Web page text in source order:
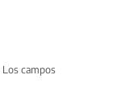
Los campos